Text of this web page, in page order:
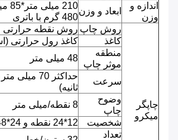
اندازه و
وزن
ابعاد و وزن
480 گرم با باتری
چاپگر
میکرو
روش چاپ روش نقطه حرارتی
کاغذ
کاغذ رول حرارتی (استاندارد)
منطقه
موثر چاپ
48 میلی متر
سرعت
ثانیه)
وضوح
چاپ
8 نقطه/میلی متر
شخصیت
12*24 نقطه و 24*48 نقطه
تعداد